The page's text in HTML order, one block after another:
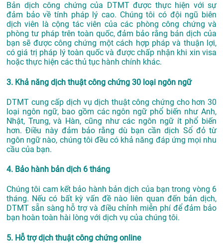
Bản dịch công chứng của DTMT được thực hiện với sự
đảm bảo về tính pháp lý cao. Chúng tôi có đội ngũ biên
dịch viên là cộng tác viên của các phòng công chứng và
phòng tư pháp trên toàn quốc, đảm bảo rằng bản dịch của
bạn sẽ được công chứng một cách hợp pháp và thuận lợi,
có giá trị pháp lý toàn quốc và được chấp nhận khi xin visa
hoặc thực hiện các thủ tục hành chính khác.
3. Khả năng dịch thuật công chứng 30 loại ngôn ngữ
DTMT cung cấp dịch vụ dịch thuật công chứng cho hơn 30
loại ngôn ngữ, bao gồm các ngôn ngữ phổ biến như Anh,
Nhật, Trung, và Hàn, cũng như các ngôn ngữ ít phổ biến
hơn. Điều này đảm bảo rằng dù bạn cần dịch Sổ đỏ từ
ngôn ngữ nào, chúng tôi đều có khả năng đáp ứng mọi nhu
cầu của bạn.
4. Bảo hành bản dịch 6 tháng
Chúng tôi cam kết bảo hành bản dịch của bạn trong vòng 6
tháng. Nếu có bất kỳ vấn đề nào liên quan đến bản dịch,
DTMT sẵn sàng hỗ trợ và điều chỉnh miễn phí để đảm bảo
bạn hoàn toàn hài lòng với dịch vụ của chúng tôi.
5. Hỗ trợ dịch thuật công chứng online